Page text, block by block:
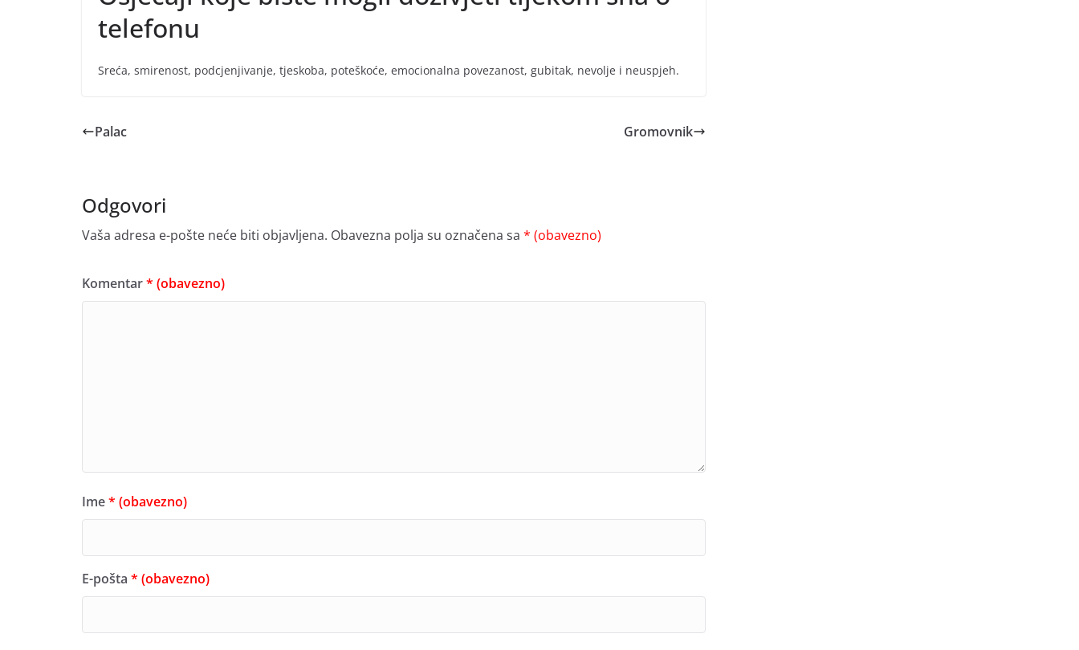
telefonu
Sreća, smirenost, podcjenjivanje, tjeskoba, poteškoće, emocionalna povezanost, gubitak, nevolje i neuspjeh.
Palac Gromovnik
Odgovori
Vaša adresa e-pošte neće biti objavljena. Obavezna polja su označena sa * (obavezno)
Komentar* (obavezno)
Ime* (obavezno)
E-pošta * (obavezno)